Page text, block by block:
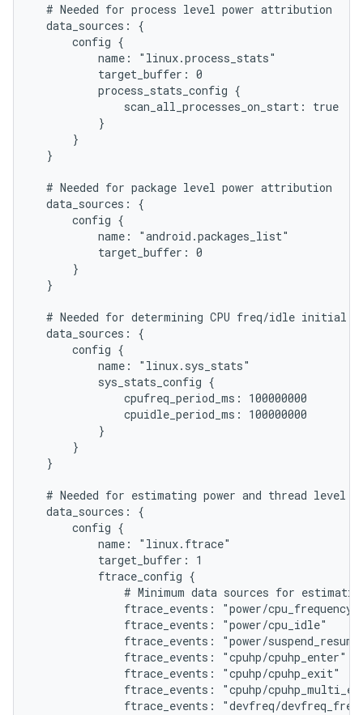
  # Needed for process level power attribution
  data_sources: {
      config {
          name: "linux.process_stats"
          target_buffer: 0
          process_stats_config {
              scan_all_processes_on_start: true
          }
      }
  }
  # Needed for package level power attribution
  data_sources: {
      config {
          name: "android.packages_list"
          target_buffer: 0
      }
  }
# Needed for determining CPU freq/idle initial
  data_sources: {
      config {
          name: "linux.sys_stats"
          sys_stats_config {
              cpufreq_period_ms: 100000000
              cpuidle_period_ms: 100000000
          }
      }
  }
# Needed for estimating power and thread level
  data_sources: {
      config {
          name: "linux.ftrace"
          target_buffer: 1
          ftrace_config {
# Minimum data sources for
              ftrace_events: "power/cpu_frequency"
              ftrace_events: "power/cpu_idle"
ftrace_events: "power/
              ftrace_events: "cpuhp/cpuhp_enter"
              ftrace_events: "cpuhp/cpuhp_exit"
ftrace_events: "cpuhp/
ftrace_events: "devfreq/